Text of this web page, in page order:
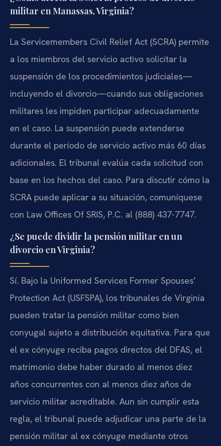
militar en Manassas, Virginia?
La Servicemembers Civil Relief Act (SCRA) permite
a los miembros del servicio activo solicitar la
suspensión de los procedimientos judiciales—
incluyendo el divorcio—cuando sus obligaciones
militares les impiden participar adecuadamente
en el caso. La suspensión puede extenderse
durante el período de servicio activo más 60 días
adicionales. El tribunal evalúa cada solicitud con
base en los hechos del caso. Para discutir cómo la
SCRA puede aplicar a su situación, comuníquese
con Law Offices Of SRIS, P.C. al (888) 437-7747.
¿Se puede dividir la pensión militar en un
divorcio en Virginia?
Sí. Bajo la Uniformed Services Former Spouses’
Protection Act (USFSPA), los tribunales de Virginia
pueden tratar la pensión militar como bien
conyugal sujeto a distribución equitativa. Para que
el ex cónyuge reciba pagos directos del DFAS, el
matrimonio debe haber durado al menos diez
años concurrentes con al menos diez años de
servicio militar acreditable. Aun sin cumplir esta
regla, el tribunal puede adjudicar una parte de la
pensión militar al ex cónyuge mediante otros